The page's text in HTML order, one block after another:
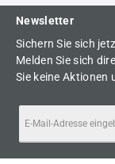
Newsletter
Sichern Sie sich
Melden Sie sich
Sie keine Aktionen